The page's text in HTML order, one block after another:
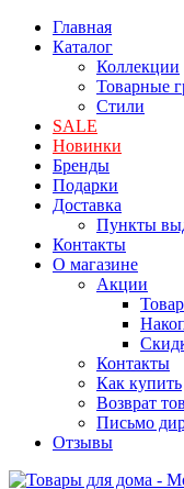
Главная
Каталог
Коллекции
Товарные
Стили
SALE
Новинки
Бренды
Подарки
Доставка
Пункты
Контакты
О магазине
Акции
Контакты
Как купить
Возврат
Письмо
Отзывы